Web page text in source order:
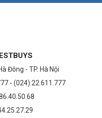
Đông - TP. Hà Nội
- (024).22.611.777